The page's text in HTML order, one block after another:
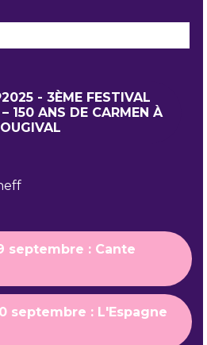
septembre : Cante
septembre : L'Espagne